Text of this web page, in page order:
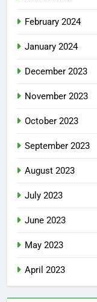
February 2024
January 2024
December 2023
November 2023
October 2023
September 2023
August 2023
July 2023
June 2023
May 2023
April 2023